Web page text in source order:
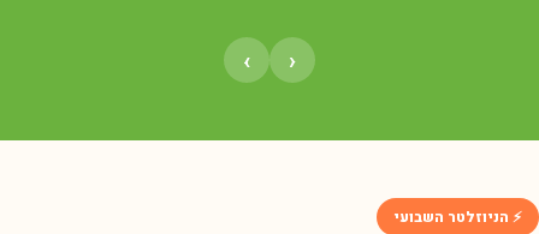
⚡ הניוזלטר השבועי